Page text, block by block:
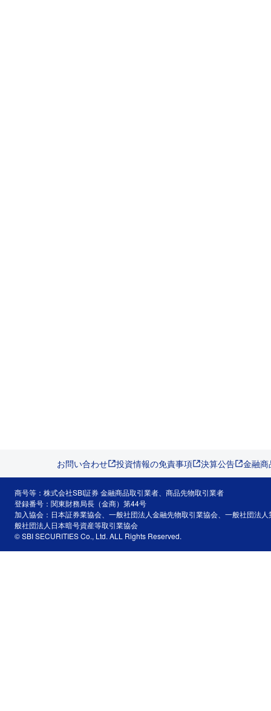
お問い合わせ 投資情報の免責事項 決算公告 金融
商号等：株式会社SBI証券 金融商品取引業者、商品先物取引業者
登録番号：関東財務局長（金商）第44号
加入協会：日本証券業協会、一般社団法人金融先物取引業協会、一般社団法
般社団法人日本暗号資産等取引業協会
© SBI SECURITIES Co., Ltd. ALL Rights Reserved.